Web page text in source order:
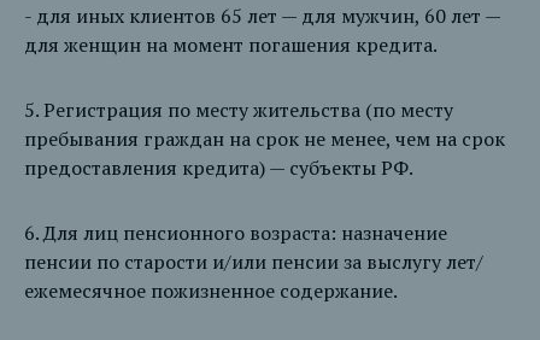
- для иных клиентов 65 лет — для мужчин, 60 лет —
для женщин на момент погашения кредита.
5. Регистрация по месту жительства (по месту
пребывания граждан на срок не менее, чем на срок
предоставления кредита) — субъекты РФ.
6. Для лиц пенсионного возраста: назначение
пенсии по старости и/или пенсии за выслугу лет/
ежемесячное пожизненное содержание.